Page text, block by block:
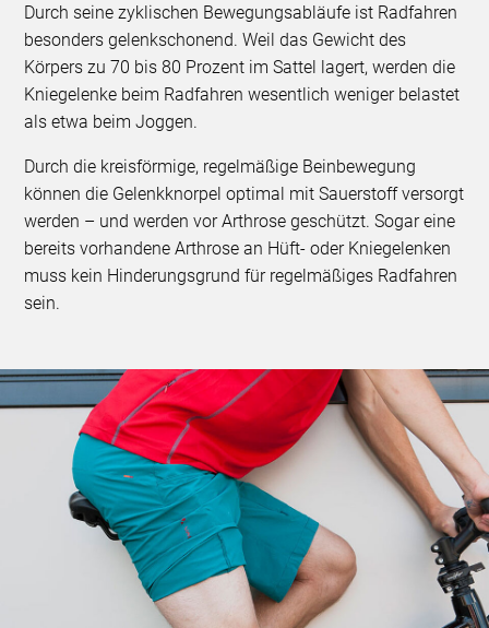
Durch seine zyklischen Bewegungsabläufe ist Radfahren
besonders gelenkschonend. Weil das Gewicht des
Körpers zu 70 bis 80 Prozent im Sattel lagert, werden die
Kniegelenke beim Radfahren wesentlich weniger belastet
als etwa beim Joggen.
Durch die kreisförmige, regelmäßige Beinbewegung
können die Gelenkknorpel optimal mit Sauerstoff versorgt
werden – und werden vor Arthrose geschützt. Sogar eine
bereits vorhandene Arthrose an Hüft- oder Kniegelenken
muss kein Hinderungsgrund für regelmäßiges Radfahren
sein.